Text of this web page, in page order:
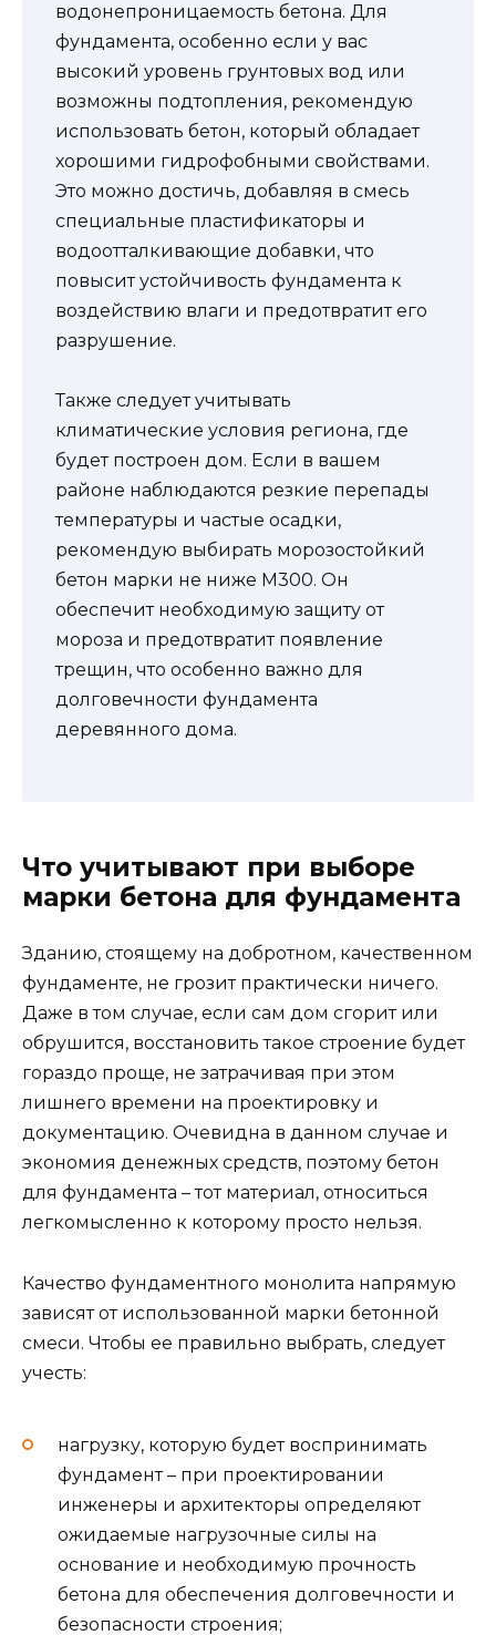
водонепроницаемость бетона. Для
фундамента, особенно если у вас
высокий уровень грунтовых вод или
возможны подтопления, рекомендую
использовать бетон, который обладает
хорошими гидрофобными свойствами.
Это можно достичь, добавляя в смесь
специальные пластификаторы и
водоотталкивающие добавки, что
повысит устойчивость фундамента к
воздействию влаги и предотвратит его
разрушение.
Также следует учитывать
климатические условия региона, где
будет построен дом. Если в вашем
районе наблюдаются резкие перепады
температуры и частые осадки,
рекомендую выбирать морозостойкий
бетон марки не ниже М300. Он
обеспечит необходимую защиту от
мороза и предотвратит появление
трещин, что особенно важно для
долговечности фундамента
деревянного дома.
Что учитывают при выборе
марки бетона для фундамента
Зданию, стоящему на добротном, качественном
фундаменте, не грозит практически ничего.
Даже в том случае, если сам дом сгорит или
обрушится, восстановить такое строение будет
гораздо проще, не затрачивая при этом
лишнего времени на проектировку и
документацию. Очевидна в данном случае и
экономия денежных средств, поэтому бетон
для фундамента – тот материал, относиться
легкомысленно к которому просто нельзя.
Качество фундаментного монолита напрямую
зависят от использованной марки бетонной
смеси. Чтобы ее правильно выбрать, следует
учесть:
нагрузку, которую будет воспринимать
фундамент – при проектировании
инженеры и архитекторы определяют
ожидаемые нагрузочные силы на
основание и необходимую прочность
бетона для обеспечения долговечности и
безопасности строения;